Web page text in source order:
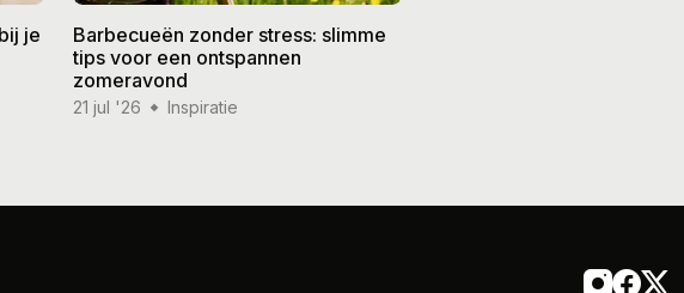
je
Barbecueën zonder stress: slimme
tips voor een ontspannen
zomeravond
21 jul '26 Inspiratie